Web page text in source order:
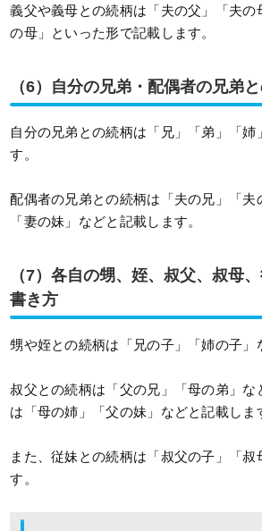
義父や義母との続柄は「夫の父」「夫の
の母」といった形で記載します。
（6）自分の兄弟・配偶者の兄弟
自分の兄弟との続柄は「兄」「弟」「姉
す。
配偶者の兄弟との続柄は「夫の兄」「夫
「妻の妹」などと記載します。
（7）各自の甥、姪、叔父、叔母
書き方
甥や姪との続柄は「兄の子」「姉の子」
叔父との続柄は「父の兄」「母の弟」な
は「母の姉」「父の妹」などと記載しま
また、従妹との続柄は「叔父の子」「叔
す。